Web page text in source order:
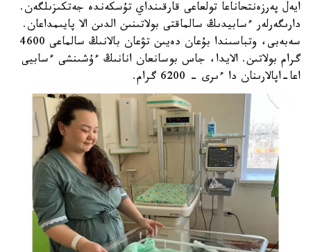
ايەل پەرزەنتحاناعا تولعاعى قارقىنداي تۇسكەندە جەتكىزىلگەن.
دارىگەرلەر ءسابيدىڭ سالماقتى بولاتىنىن الدىن الا پايىمداعان.
سەبەبى، وتباسىندا بۇعان دەيىن تۋعان بالانىڭ سالماعى 4600
گرام بولاتىن. الايدا، جاس بوسانعان انانىڭ ءۇشىنشى ءسابيى
اعا-اپالارىنان دا ءىرى - 6200 گرام.